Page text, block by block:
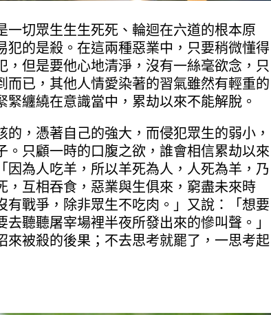
一切眾生生生死死、輪迴在六道的根本原
犯的是殺。在這兩種惡業中，只要稍微懂得
，但是要他心地清淨，沒有一絲毫欲念，只
而已，其他人情愛染著的習氣雖然有輕重的
纏繞在意識當中，累劫以來不能解脫。
，憑著自己的強大，而侵犯眾生的弱小，
。只顧一時的口腹之欲，誰會相信累劫以來
因為人吃羊，所以羊死為人，人死為羊，乃
，互相吞食，惡業與生俱來，窮盡未來時
有戰爭，除非眾生不吃肉。」又說：「想要
聽聽屠宰場裡半夜所發出來的慘叫聲。」
來被殺的後果；不去思考就罷了，一思考起